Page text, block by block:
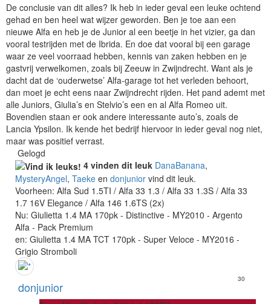
De conclusie van dit alles? Ik heb in ieder geval een leuke ochtend
gehad en ben heel wat wijzer geworden. Ben je toe aan een
nieuwe Alfa en heb je de Junior al een beetje in het vizier, ga dan
vooral testrijden met de Ibrida. En doe dat vooral bij een garage
waar ze veel voorraad hebben, kennis van zaken hebben en je
gastvrij verwelkomen, zoals bij Zeeuw in Zwijndrecht. Want als je
dacht dat de ‘ouderwetse’ Alfa-garage tot het verleden behoort,
dan moet je echt eens naar Zwijndrecht rijden. Het pand ademt met
alle Juniors, Giulia’s en Stelvio’s een en al Alfa Romeo uit.
Bovendien staan er ook andere interessante auto’s, zoals de
Lancia Ypsilon. Ik kende het bedrijf hiervoor in ieder geval nog niet,
maar was positief verrast.
Gelogd
4 vinden dit leuk DanaBanana,
MysteryAngel, Taeke en donjunior vind dit leuk.
Voorheen: Alfa Sud 1.5TI / Alfa 33 1.3 / Alfa 33 1.3S / Alfa 33
1.7 16V Elegance / Alfa 146 1.6TS (2x)
Nu: Giulietta 1.4 MA 170pk - Distinctive - MY2010 - Argento
Alfa - Pack Premium
en: Giulietta 1.4 MA TCT 170pk - Super Veloce - MY2016 -
Grigio Stromboli
donjunior
30